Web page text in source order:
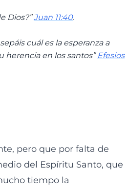
Dios?”Juan 11:40.
cuál es la esperanza a
herencia en los santos” Efesios
pero que por falta de
del Espíritu Santo, que
tiempo la